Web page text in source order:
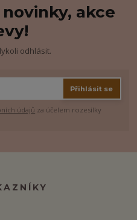
akce
odhlásit.
Přihlásit se
údajů za účelem rozesílky